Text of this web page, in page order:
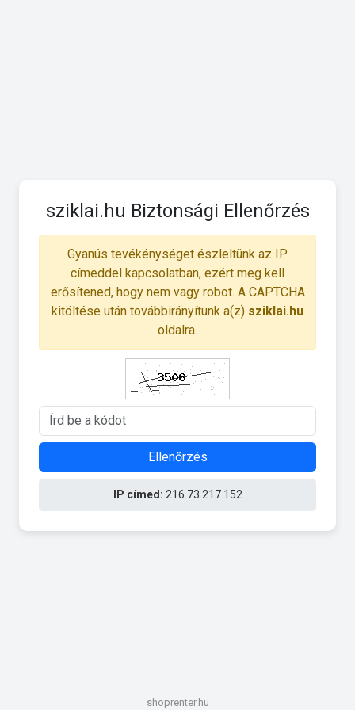
sziklai.hu Biztonsági Ellenőrzés
Gyanús tevékénységet észleltünk az IP
címeddel kapcsolatban, ezért meg kell
erősítened, hogy nem vagy robot. A CAPTCHA
kitöltése után továbbirányítunk a(z) sziklai.hu
oldalra.
Ellenőrzés
IP címed: 216.73.217.152
shoprenter.hu